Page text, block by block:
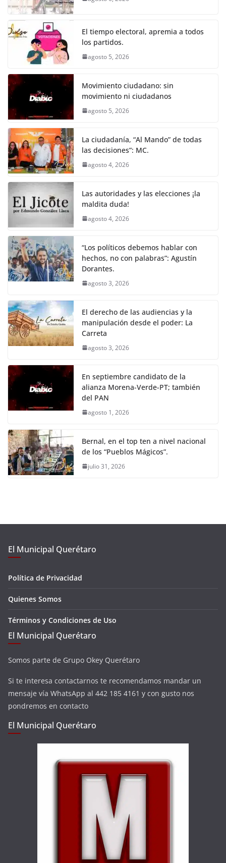
o
o
k
p er
El tiempo electoral, apremia a todos
los partidos.
agosto 5, 2026
Movimiento ciudadano: sin
movimiento ni ciudadanos
agosto 5, 2026
La ciudadanía, “Al Mando” de todas
las decisiones”: MC.
agosto 4, 2026
Las autoridades y las elecciones ¡la
maldita duda!
agosto 4, 2026
“Los políticos debemos hablar con
hechos, no con palabras”: Agustín
Dorantes.
agosto 3, 2026
El derecho de las audiencias y la
manipulación desde el poder: La
Carreta
agosto 3, 2026
En septiembre candidato de la
alianza Morena-Verde-PT; también
del PAN
agosto 1, 2026
Bernal, en el top ten a nivel nacional
de los “Pueblos Mágicos”.
julio 31, 2026
El Municipal Querétaro
Política de Privacidad
Quienes Somos
Términos y Condiciones de Uso
El Municipal Querétaro
Somos parte de Grupo Okey Querétaro
Si te interesa contactarnos te recomendamos mandar un
mensaje vía WhatsApp al 442 185 4161 y con gusto nos
pondremos en contacto
El Municipal Querétaro